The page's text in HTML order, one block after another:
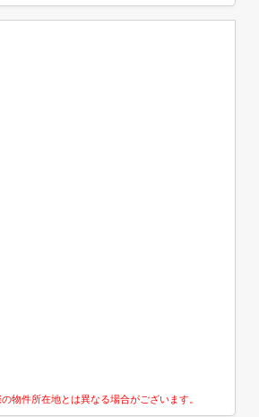
物件所在地とは異なる場合がございます。